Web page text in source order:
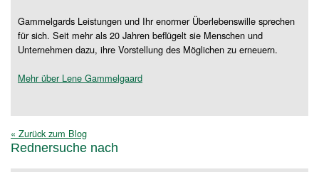
Gammelgards Leistungen und Ihr enormer Überlebenswille sprechen
für sich. Seit mehr als 20 Jahren beflügelt sie Menschen und
Unternehmen dazu, ihre Vorstellung des Möglichen zu erneuern.
Mehr über Lene Gammelgaard
« Zurück zum Blog
Rednersuche nach